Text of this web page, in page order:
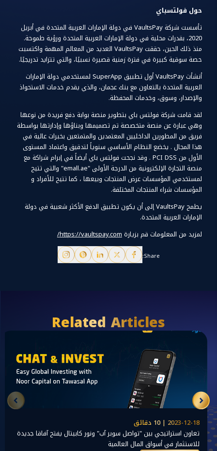
حول فولتسباي
تأسست شركة VaultsPay في دولة الإمارات العربية المتحدة في أبريل
2020، بقدرات محلية في دولة الإمارات العربية المتحدة ورؤية طموحة.
منذ ذلك الحين، حققت VaultsPay العديد من المعالم المهمة واكتسبت
حصة سوقية كبيرة في فترة زمنية قصيرة نسبيًا، والتي تتزايد تدريجيًا.
أنشأت VaultsPay أول تطبيق SuperApp لمستخدمي دولة الإمارات
العربية المتحدة بالتعاون مع بنك عجمان، والذي يقدم خدمات الاستحواذ
والإصدار، وسوق، وخدمات المحفظة.
لقد قامت شركة فولتس باي بتطوير منصة بوابة دفع فريدة من نوعها
وهي عبارة عن منصة متخصصة تم تصميمها وبناؤها وإدارتها بواسطة
فريق من المطورين الداخليين المعتمدين والمتمتعين بخبرات عالية في
هذا المجال . يخضع النظام الأساسي سنوياً لتدقيق واعتماد المستوى
الأول من PCI DSS . وقد نجحت فولتس باي أيضاً في إبرام شراكة مع
منصة التجارة الإلكترونية من الدرجة الأولى "emall.ae" والتي تتيح
لمستخدمي المؤسسات عرض المنتجات وبيعها ، كما تتيح للأفراد و
المؤسسات شراء المنتجات المختلفة.
يطمح VaultsPay إلى أن يكون تطبيق الدفع الأكثر شعبية في دولة
الإمارات العربية المتحدة.
لمزيد من المعلومات قم بزيارةhttps://vaultspay.com/
Share:
Related Articles
2023-12-18 | 10 دقائق
تعاون استراتيجي بين "تواصل سوبر آب" ونور كابيتال يفتح آفاقا جديدة
للاستثمار في أسواق المال العالمية